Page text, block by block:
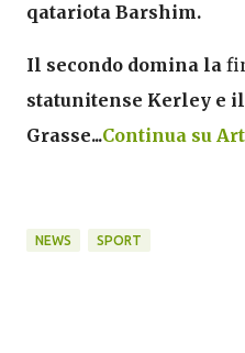
qatariota Barshim.
Il secondo domina la
statunitense Kerley e il
Grasse...Continua su
NEWS SPORT